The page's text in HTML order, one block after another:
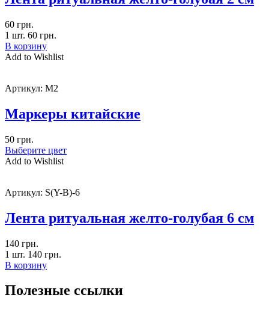
60 грн.
1 шт. 60 грн.
В корзину
Add to Wishlist
Артикул: M2
Маркеры китайские
50 грн.
Выберите цвет
Add to Wishlist
Артикул: S(Y-B)-6
Лента ритуальная желто-голубая 6 см
140 грн.
1 шт. 140 грн.
В корзину
Полезные ссылки